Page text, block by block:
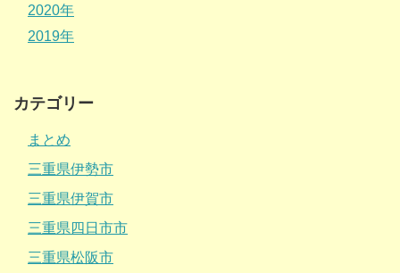
2020年
2019年
カテゴリー
まとめ
三重県伊勢市
三重県伊賀市
三重県四日市市
三重県松阪市